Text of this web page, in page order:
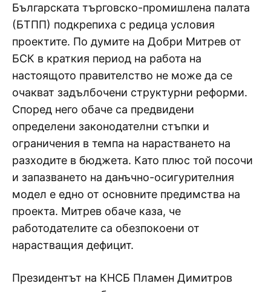
Българската търговско-промишлена палата
(БТПП) подкрепиха с редица условия
проектите. По думите на Добри Митрев от
БСК в краткия период на работа на
настоящото правителство не може да се
очакват задълбочени структурни реформи.
Според него обаче са предвидени
определени законодателни стъпки и
ограничения в темпа на нарастването на
разходите в бюджета. Като плюс той посочи
и запазването на данъчно-осигурителния
модел е едно от основните предимства на
проекта. Митрев обаче каза, че
работодателите са обезпокоени от
нарастващия дефицит.
Президентът на КНСБ Пламен Димитров